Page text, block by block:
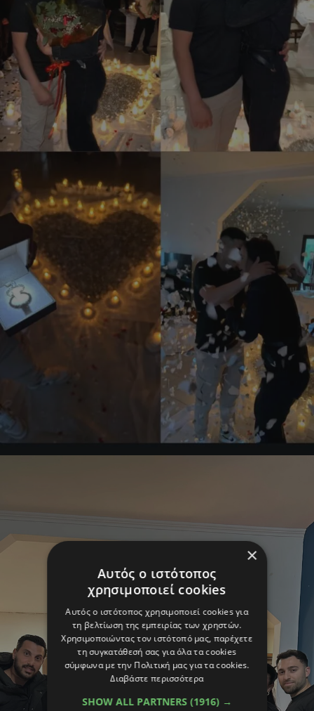
×
Αυτός ο ιστότοπος
χρησιμοποιεί cookies
Αυτός ο ιστότοπος χρησιμοποιεί cookies για
τη βελτίωση της εμπειρίας των χρηστών.
Χρησιμοποιώντας τον ιστότοπό μας, παρέχετε
τη συγκατάθεσή σας για όλα τα cookies
σύμφωνα με την Πολιτική μας για τα cookies.
Διαβάστε περισσότερα
SHOW ALL PARTNERS (1916) →